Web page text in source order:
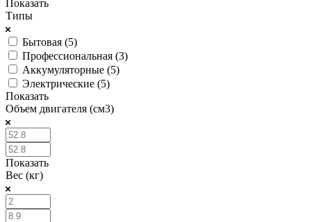
Показать
Типы
Бытовая (5)
Профессиональная (3)
Аккумуляторные (5)
Электрические (5)
Показать
Объем двигателя (см3)
Показать
Вес (кг)